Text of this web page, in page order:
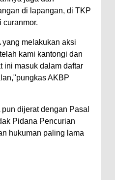
di lapangan, di TKP
curanmor.
melakukan aksi
kami kantongi dan
ini masuk dalam daftar
AKBP
dijerat dengan Pasal
Pidana Pencurian
hukuman paling lama